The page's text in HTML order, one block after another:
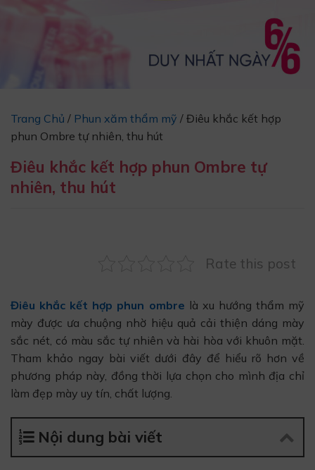
Trang Chủ / Phun xăm thẩm mỹ / Điêu khắc kết hợp
phun Ombre tự nhiên, thu hút
Điêu khắc kết hợp phun Ombre tự
nhiên, thu hút
Rate this post
Điêu khắc kết hợp phun ombre là xu hướng thẩm mỹ
mày được ưa chuộng nhờ hiệu quả cải thiện dáng mày
sắc nét, có màu sắc tự nhiên và hài hòa với khuôn mặt.
Tham khảo ngay bài viết dưới đây để hiểu rõ hơn về
phương pháp này, đồng thời lựa chọn cho mình địa chỉ
làm đẹp mày uy tín, chất lượng.
Nội dung bài viết